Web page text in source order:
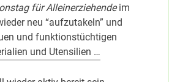
für Alleinerziehendeim
neu “aufzutakeln” und
und funktionstüchtigen
und Utensilien …